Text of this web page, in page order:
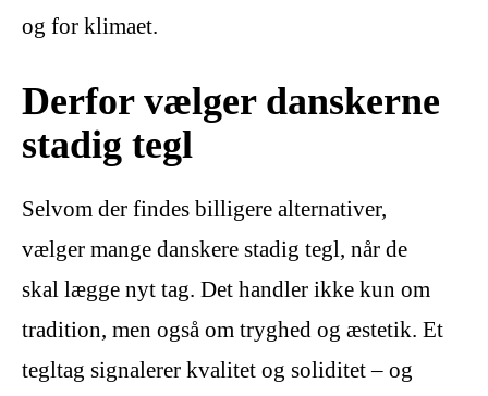
og for klimaet.
Derfor vælger danskerne
stadig tegl
Selvom der findes billigere alternativer,
vælger mange danskere stadig tegl, når de
skal lægge nyt tag. Det handler ikke kun om
tradition, men også om tryghed og æstetik. Et
tegltag signalerer kvalitet og soliditet – og